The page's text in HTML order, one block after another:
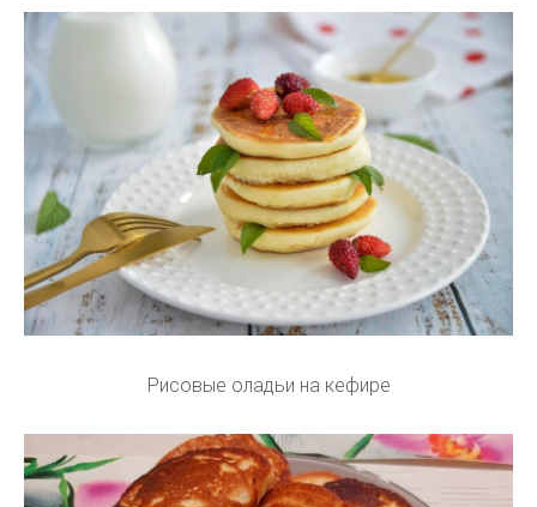
Рисовые оладьи на кефире